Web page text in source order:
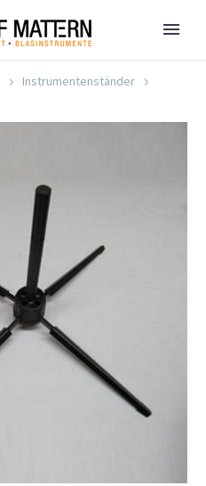
Instrumentenständer